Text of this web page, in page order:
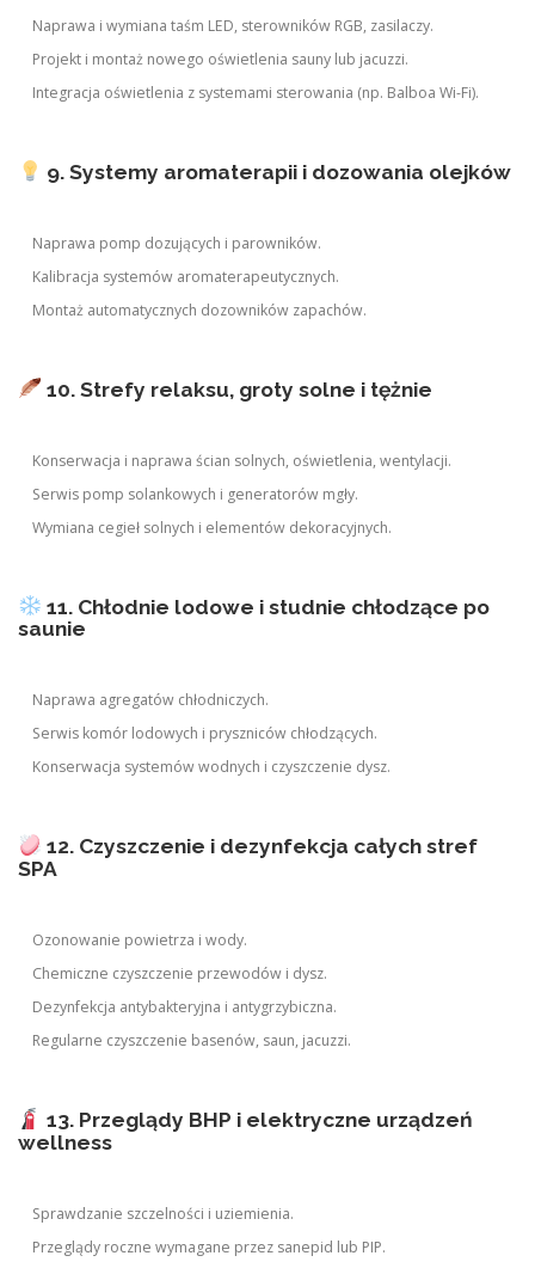
Naprawa i wymiana taśm LED, sterowników RGB, zasilaczy.
Projekt i montaż nowego oświetlenia sauny lub jacuzzi.
Integracja oświetlenia z systemami sterowania (np. Balboa Wi-Fi).
9. Systemy aromaterapii i dozowania olejków
Naprawa pomp dozujących i parowników.
Kalibracja systemów aromaterapeutycznych.
Montaż automatycznych dozowników zapachów.
10. Strefy relaksu, groty solne i tężnie
Konserwacja i naprawa ścian solnych, oświetlenia, wentylacji.
Serwis pomp solankowych i generatorów mgły.
Wymiana cegieł solnych i elementów dekoracyjnych.
11. Chłodnie lodowe i studnie chłodzące po
saunie
Naprawa agregatów chłodniczych.
Serwis komór lodowych i pryszniców chłodzących.
Konserwacja systemów wodnych i czyszczenie dysz.
12. Czyszczenie i dezynfekcja całych stref
SPA
Ozonowanie powietrza i wody.
Chemiczne czyszczenie przewodów i dysz.
Dezynfekcja antybakteryjna i antygrzybiczna.
Regularne czyszczenie basenów, saun, jacuzzi.
13. Przeglądy BHP i elektryczne urządzeń
wellness
Sprawdzanie szczelności i uziemienia.
Przeglądy roczne wymagane przez sanepid lub PIP.